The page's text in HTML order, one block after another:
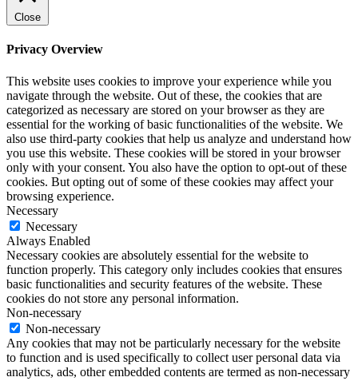
Close
Privacy Overview
This website uses cookies to improve your experience while you
navigate through the website. Out of these, the cookies that are
categorized as necessary are stored on your browser as they are
essential for the working of basic functionalities of the website. We
also use third-party cookies that help us analyze and understand how
you use this website. These cookies will be stored in your browser
only with your consent. You also have the option to opt-out of these
cookies. But opting out of some of these cookies may affect your
browsing experience.
Necessary
Necessary
Always Enabled
Necessary cookies are absolutely essential for the website to
function properly. This category only includes cookies that ensures
basic functionalities and security features of the website. These
cookies do not store any personal information.
Non-necessary
Non-necessary
Any cookies that may not be particularly necessary for the website
to function and is used specifically to collect user personal data via
analytics, ads, other embedded contents are termed as non-necessary